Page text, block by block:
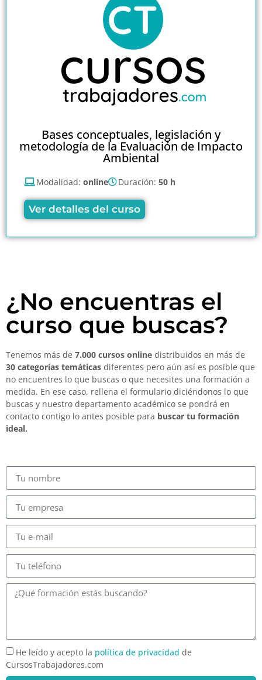
Bases conceptuales, legislación y
metodología de la Evaluación de Impacto
Ambiental
Modalidad: online Duración: 50 h
Ver detalles del curso
¿No encuentras el
curso que buscas?
Tenemos más de 7.000 cursos online distribuidos en más de
30 categorías temáticas diferentes pero aún así es posible que
no encuentres lo que buscas o que necesites una formación a
medida. En ese caso, rellena el formulario diciéndonos lo que
buscas y nuestro departamento académico se pondrá en
contacto contigo lo antes posible para buscar tu formación
ideal.
He leído y acepto la política de privacidad de
CursosTrabajadores.com